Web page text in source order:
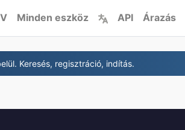
Minden eszköz API Árazás
Keresés, regisztráció, indítás.